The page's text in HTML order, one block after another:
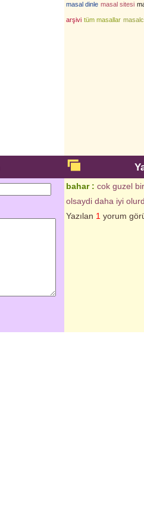
masal dinle masal sitesi
arşivi tüm masallar
bahar : cok guzel
olsaydi daha iyi
Yazılan 1 yorum